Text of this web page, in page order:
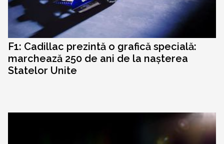
F1: Cadillac prezintă o grafică specială:
marchează 250 de ani de la nașterea
Statelor Unite